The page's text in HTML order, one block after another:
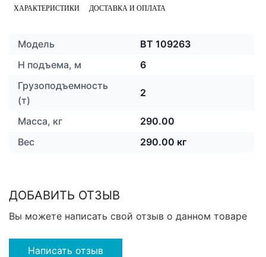
ХАРАКТЕРИСТИКИ ДОСТАВКА И ОПЛАТА
Модель
ВТ 109263
H подъема, м
6
Грузоподъемность
(т)
2
Масса, кг
290.00
Вес
290.00 кг
ДОБАВИТЬ ОТЗЫВ
Вы можете написать свой отзыв о данном товаре
Написать отзыв